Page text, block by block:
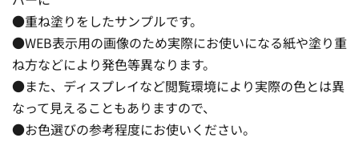
●重ね塗りをしたサンプルです。
●WEB表示用の画像のため実際にお使いになる紙や塗り重
ね方などにより発色等異なります。
●また、ディスプレイなど閲覧環境により実際の色とは異
なって見えることもありますので、
●お色選びの参考程度にお使いください。